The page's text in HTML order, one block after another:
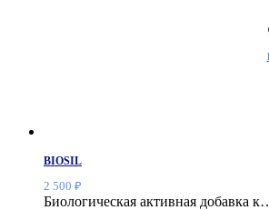
BIOSIL
2 500 ₽
Биологическая активная добавка